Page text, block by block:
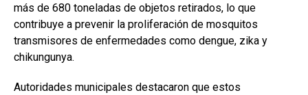
más de 680 toneladas de objetos retirados, lo que
contribuye a prevenir la proliferación de mosquitos
transmisores de enfermedades como dengue, zika y
chikungunya.
Autoridades municipales destacaron que estos